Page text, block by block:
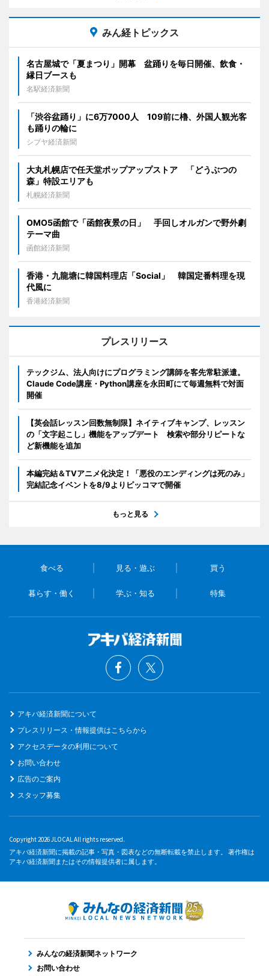
みん経トピックス
名古屋城で「夏まつり」開幕 盆踊りを毎日開催、飲食・
縁日ブースも
名駅経済新聞
「渋谷盆踊り」に6万7000人 109前に櫓、外国人観光客
も踊りの輪に
シブヤ経済新聞
大丸札幌店で任天堂ポップアップストア 「どうぶつの
森」特設エリアも
札幌経済新聞
OMO5函館で「函館夜景の日」 手回しオルガンで野外劇
テーマ曲
函館経済新聞
香港・九龍塘に韓国料理店「Social」 韓国定番料理を現
代風に
香港経済新聞
プレスリリース
テックジム、法人向けにプログラミング講師を客先常駐派遣。
Claude Code講座・Python講座を永田町にて毎週無料で対面
開催
【英会話レッスン回数無制限】ネイティブキャンプ、レッスン
の「文字起こし」機能をアップデート 検索や部分リピートな
ど新機能を追加
本編完結＆TVアニメ化決定！「悪役のエンディングは死のみ」
完結記念イベントを8/9よりピッコマで開催
もっと見る
食べる 見る・遊ぶ 買う
暮らす・働く 学ぶ・知る 特集
アキバ経済新聞について
プレスリリース・情報提供はこちらから
アクセスデータの利用について
お問い合わせ
広告のご案内
スタッフ募集
Copyright 2026 JLOCAL All rights reserved.
アキバ経済新聞に掲載の記事・写真・図表などの無断転載を禁止します。 著作権は
アキバ経済新聞またはその情報提供者に属します。
みんなの経済新聞ネットワーク
お問い合わせ